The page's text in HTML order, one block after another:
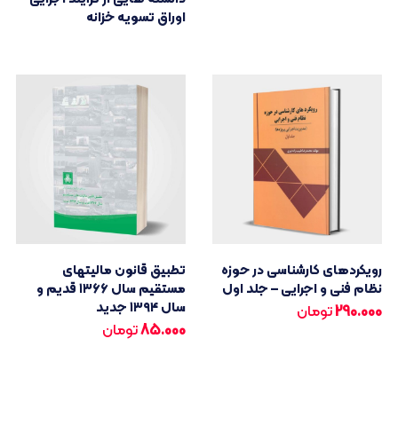
اوراق تسویه خزانه
رویکردهای کارشناسی در حوزه
نظام فنی و اجرایی – جلد اول
290.000تومان
تطبیق قانون مالیتهای
مستقیم سال ۱۳۶۶ قدیم و
سال ۱۳۹۴ جدید
85.000تومان